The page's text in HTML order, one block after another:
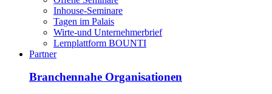
Inhouse-Seminare
Tagen im Palais
Wirte-und Unternehmerbrief
Lernplattform BOUNTI
Partner
Branchennahe Organisationen